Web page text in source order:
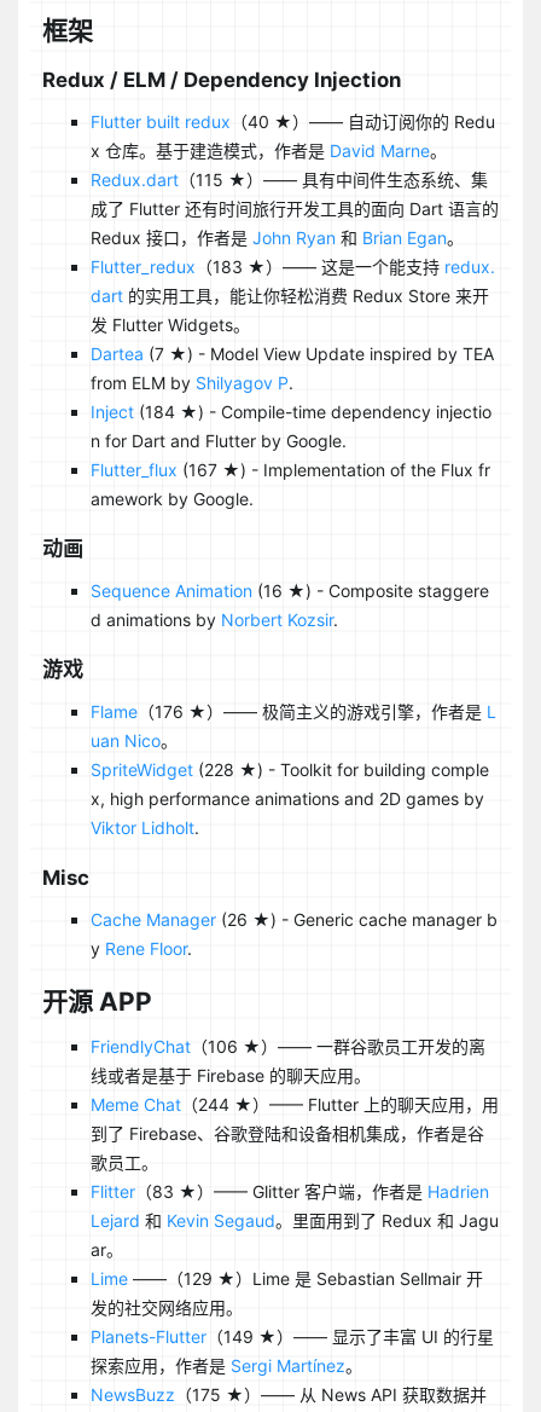
框架
Redux / ELM / Dependency Injection
Flutter built redux （40 ★）—— 自动订阅你的 Redu
x 仓库。基于建造模式，作者是 David Marne。
Redux.dart （115 ★）—— 具有中间件生态系统、集
成了 Flutter 还有时间旅行开发工具的面向 Dart 语言的
Redux 接口，作者是 John Ryan 和 Brian Egan。
Flutter_redux （183 ★）—— 这是一个能支持 redux.
dart 的实用工具，能让你轻松消费 Redux Store 来开
发 Flutter Widgets。
Dartea (7 ★) - Model View Update inspired by TEA
from ELM by Shilyagov P.
Inject (184 ★) - Compile-time dependency injectio
n for Dart and Flutter by Google.
Flutter_flux (167 ★) - Implementation of the Flux fr
amework by Google.
动画
Sequence Animation (16 ★) - Composite staggere
d animations by Norbert Kozsir.
游戏
Flame （176 ★）—— 极简主义的游戏引擎，作者是 L
uan Nico。
SpriteWidget (228 ★) - Toolkit for building comple
x, high performance animations and 2D games by
Viktor Lidholt.
Misc
Cache Manager (26 ★) - Generic cache manager b
y Rene Floor.
开源 APP
FriendlyChat （106 ★）—— 一群谷歌员工开发的离
线或者是基于 Firebase 的聊天应用。
Meme Chat （244 ★）—— Flutter 上的聊天应用，用
到了 Firebase、谷歌登陆和设备相机集成，作者是谷
歌员工。
Flitter （83 ★）—— Glitter 客户端，作者是 Hadrien
Lejard 和 Kevin Segaud。里面用到了 Redux 和 Jagu
ar。
Lime ——（129 ★）Lime 是 Sebastian Sellmair 开
发的社交网络应用。
Planets-Flutter （149 ★）—— 显示了丰富 UI 的行星
探索应用，作者是 Sergi Martínez。
NewsBuzz （175 ★）—— 从 News API 获取数据并